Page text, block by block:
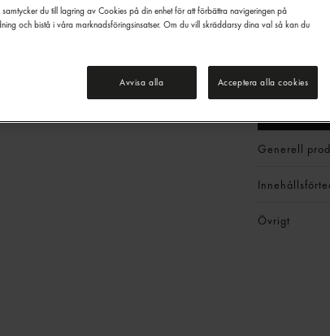
Generell
Övrigt
information om alkoholdrycker. För inköp
måste du vara 20 år eller äldre.
du till lagring av Cookies på din enhet för att förbättra navigeringen på
och bistå i våra marknadsföringsinsatser. Om du vill skräddarsy dina val så kan du
Avvisa alla Acceptera alla cookies